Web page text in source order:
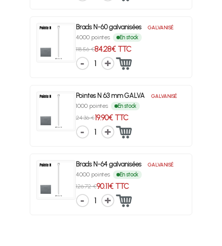
Brads N-60 galvanisées GALVANISÉ
4000 pointes En stock
118.56 €84.28€ TTC
1
Pointes N 63 mm GALVA GALVANISÉ
1000 pointes En stock
24.36 €19.90€ TTC
1
Brads N-64 galvanisées GALVANISÉ
4000 pointes En stock
126.72 €90.11€ TTC
1